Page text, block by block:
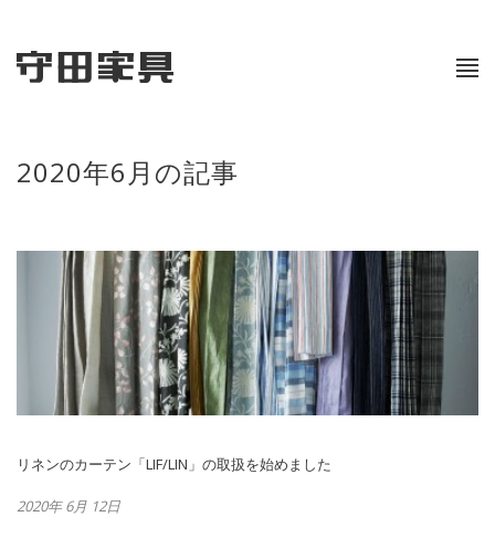
2020年6月の記事
リネンのカーテン「LIF/LIN」の取扱を始めました
2020年 6月 12日